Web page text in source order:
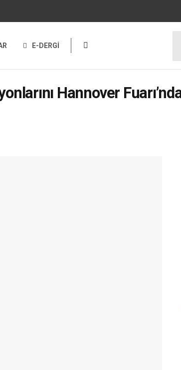
E-DERGİ
Hannover